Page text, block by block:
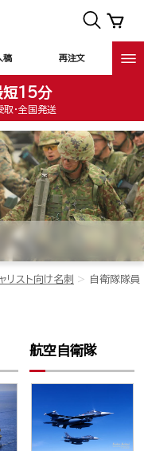
稿 再注文
短15分
取・全国発送
リスト向け名刺
自衛隊隊員
航空自衛隊